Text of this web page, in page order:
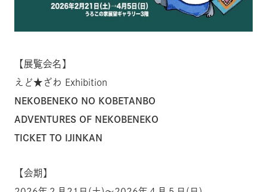
【展覧会名】
えど★ざわ Exhibition
NEKOBENEKO NO KOBETANBO
ADVENTURES OF NEKOBENEKO
TICKET TO IJINKAN
【会期】